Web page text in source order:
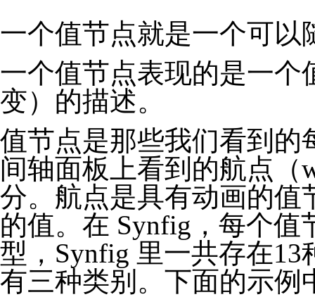
一个值节点就是一个可以
一个值节点表现的是一个
变）的描述。
值节点是那些我们看到的
间轴面板上看到的航点（
分。航点是具有动画的值
的值。在 Synfig，每个值
型，Synfig 里一共存在13
有三种类别。下面的示例